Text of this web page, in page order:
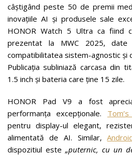
câștigând peste 50 de premii
inovațiile AI și produsele sale
HONOR Watch 5 Ultra ca fiind
prezentat la MWC 2025, date
compatibilitatea sistem-agnostic și
Publicația subliniază carcasa din
1.5 inch și bateria care ține 15 zile.
HONOR Pad V9 a fost
performanța excepționale.
pentru display-ul elegant,
alimentată de AI. Similar,
dispozitiul este „puternic, cu un